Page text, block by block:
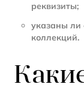
реквизиты;
указаны ли
коллекций.